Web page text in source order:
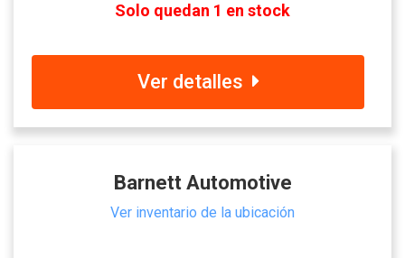
Solo quedan 1 en stock
Ver detalles
Barnett Automotive
Ver inventario de la ubicación